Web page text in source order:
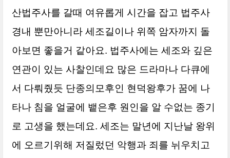
산법주사를 갈때 여유롭게 시간을 잡고 법주사
경내 뿐만아니라 세조길이나 위쪽 암자까지 돌
아보면 좋을거 같아요. 법주사에는 세조와 깊은
연관이 있는 사찰인데요 많은 드라마나 다큐에
서 다뤄줬듯 단종의모후인 현덕왕후가 꿈에 나
타나 침을 얼굴에 뱉은후 원인을 알 수없는 종기
로 고생을 했는데요. 세조는 말년에 지난날 왕위
에 오르기위해 저질렀던 악행과 죄를 뉘우치고